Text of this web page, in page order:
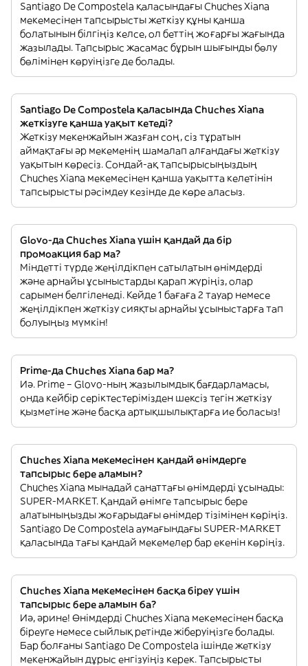
Santiago De Compostela қаласындағы Chuches Xiana
мекемесінен тапсырысты жеткізу құны қанша
болатынын білгіңіз келсе, ол беттің жоғарғы жағында
жазылады. Тапсырыс жасамас бұрын шығынды бөлу
бөлімінен көруіңізге де болады.
Santiago De Compostela қаласында Chuches Xiana
жеткізуге қанша уақыт кетеді?
Жеткізу мекенжайын жазған соң, сіз тұратын
аймақтағы әр мекеменің шамалап алғандағы жеткізу
уақытын көресіз. Сондай-ақ тапсырысыңыздың
Chuches Xiana мекемесінен қанша уақытта келетінін
тапсырысты рәсімдеу кезінде де көре аласыз.
Glovo-да Chuches Xiana үшін қандай да бір
промоакция бар ма?
Міндетті түрде жеңілдікпен сатылатын өнімдерді
және арнайы ұсыныстарды қарап жүріңіз, олар
сарымен белгіленеді. Кейде 1 бағаға 2 тауар немесе
жеңілдікпен жеткізу сияқты арнайы ұсыныстарға тап
болуыңыз мүмкін!
Prime-да Chuches Xiana бар ма?
Иә. Prime – Glovo-ның жазылымдық бағдарламасы,
онда кейбір серіктестерімізден шексіз тегін жеткізу
қызметіне және басқа артықшылықтарға ие боласыз!
Chuches Xiana мекемесінен қандай өнімдерге
тапсырыс бере аламын?
Chuches Xiana мынадай санаттағы өнімдерді ұсынады:
SUPER-MARKET. Қандай өнімге тапсырыс бере
алатыныңызды жоғарыдағы өнімдер тізімінен көріңіз.
Santiago De Compostela аумағындағы SUPER-MARKET
қаласында тағы қандай мекемелер бар екенін көріңіз.
Chuches Xiana мекемесінен басқа біреу үшін
тапсырыс бере аламын ба?
Иә, әрине! Өнімдерді Chuches Xiana мекемесінен басқа
біреуге немесе сыйлық ретінде жіберуіңізге болады.
Бар болғаны Santiago De Compostela ішінде жеткізу
мекенжайын дұрыс енгізуіңіз керек. Тапсырысты